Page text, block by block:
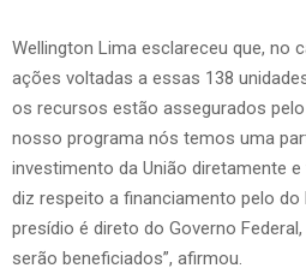
Wellington Lima esclareceu que, no
ações voltadas a essas 138
os recursos estão assegurados pelo
nosso programa nós temos uma
investimento da União diretamente
diz respeito a financiamento pelo do
presídio é direto do Governo
serão beneficiados”, afirmou.